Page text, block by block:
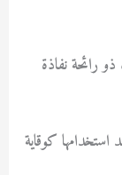
رائحة نفاذة
استخدامها كوقاية